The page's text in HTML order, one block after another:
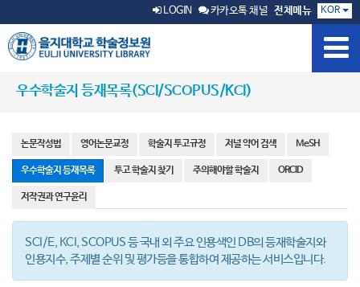
LOGIN 카카오톡 채널 전체메뉴 KOR
우수학술지 등재목록(SCI/SCOPUS/KCI)
논문작성법 영어논문교정 학술지 투고규정 저널 약어 검색 MeSH
우수학술지 등재목록 투고 학술지 찾기 주의해야할 학술지 ORCID
저작권과 연구윤리
SCI/E, KCI, SCOPUS 등 국내 외 주요 인용색인 DB의 등재학술지와
인용지수, 주제별 순위 및 평가등을 통합하여 제공하는 서비스입니다.